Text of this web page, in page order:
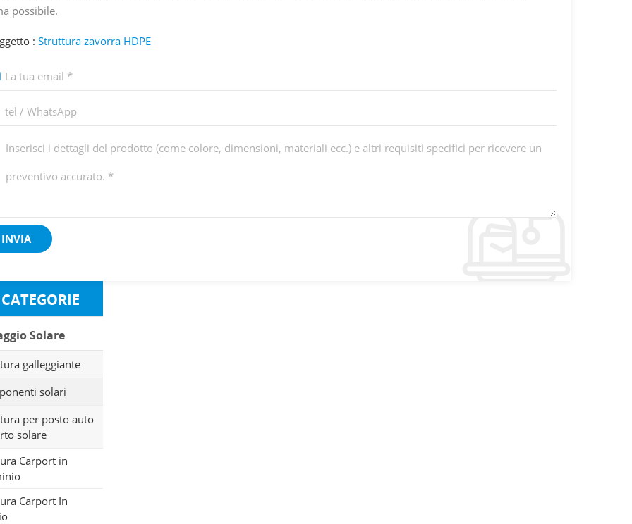
possibile.
: Struttura zavorra HDPE
CATEGORIE
Solare
galleggiante
solari
per posto auto
solare
Carport in
Carport In